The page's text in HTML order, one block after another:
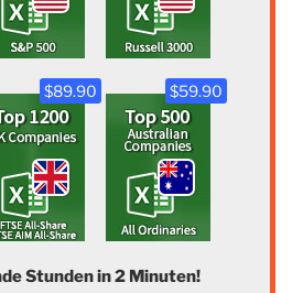
$89.90 $59.90
Stunden in 2 Minuten!